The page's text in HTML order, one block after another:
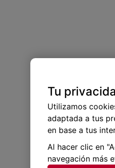
Tu
Utilizamos
adaptada a tus
en base a tus
Al hacer clic en
navegación más